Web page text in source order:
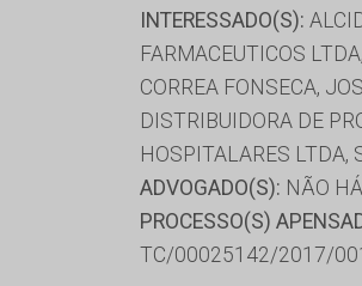
INTERESSADO(S):
FARMACEUTICOS
CORREA FONSECA,
DISTRIBUIDORA DE
HOSPITALARES LTDA,
ADVOGADO(S): NÃO HÁ
PROCESSO(S)
TC/00025142/2017/